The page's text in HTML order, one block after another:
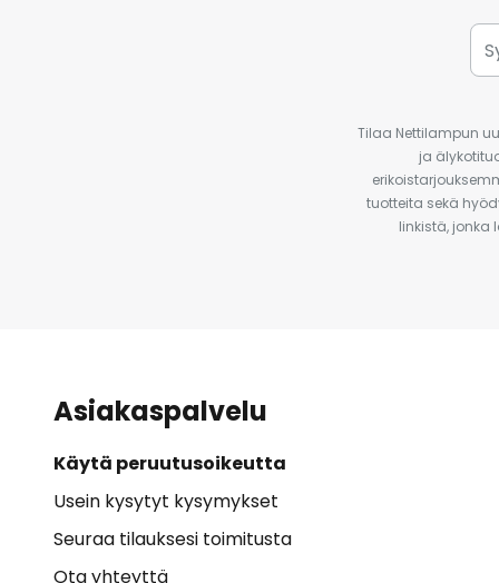
Tilaa Nettilampun
ja
tuotteita sekä
linkistä, jonka
Asiakaspalvelu
Käytä peruutusoikeutta
Usein kysytyt kysymykset
Seuraa tilauksesi toimitusta
Ota yhteyttä